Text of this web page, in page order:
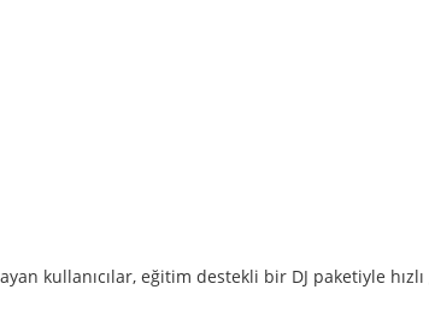
kullanıcılar, eğitim destekli bir DJ paketiyle